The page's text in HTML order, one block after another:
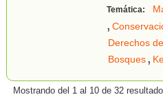
Temática:
,
Derechos
Bosques,
Mostrando del 1 al 10 de 32